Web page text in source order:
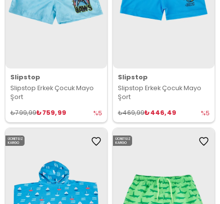
Slipstop
Slipstop Erkek Çocuk Mayo
Şort
₺759,99
₺799,99 %5
Slipstop
Slipstop Erkek Çocuk Mayo
Şort
₺446,49
₺469,99 %5
ÜCRETSIZ
KARGO
ÜCRETSIZ
KARGO